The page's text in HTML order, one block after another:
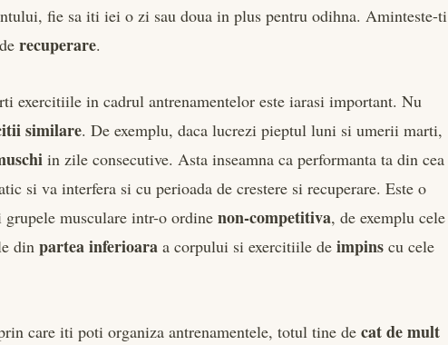
fie sa iti iei o zi sau doua in plus pentru odihna. Aminteste-ti
recuperare.
exercitiile in cadrul antrenamentelor este iarasi important. Nu
similare. De exemplu, daca lucrezi pieptul luni si umerii marti,
in zile consecutive. Asta inseamna ca performanta ta din cea
si va interfera si cu perioada de crestere si recuperare. Este o
musculare intr-o ordinenon-competitiva, de exemplu cele
dinpartea inferioara a corpului si exercitiile deimpins cu cele
care iti poti organiza antrenamentele, totul tine decat de mult